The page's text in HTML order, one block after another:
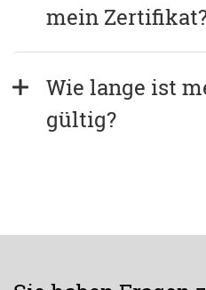
mein
Wie lange ist
gültig?